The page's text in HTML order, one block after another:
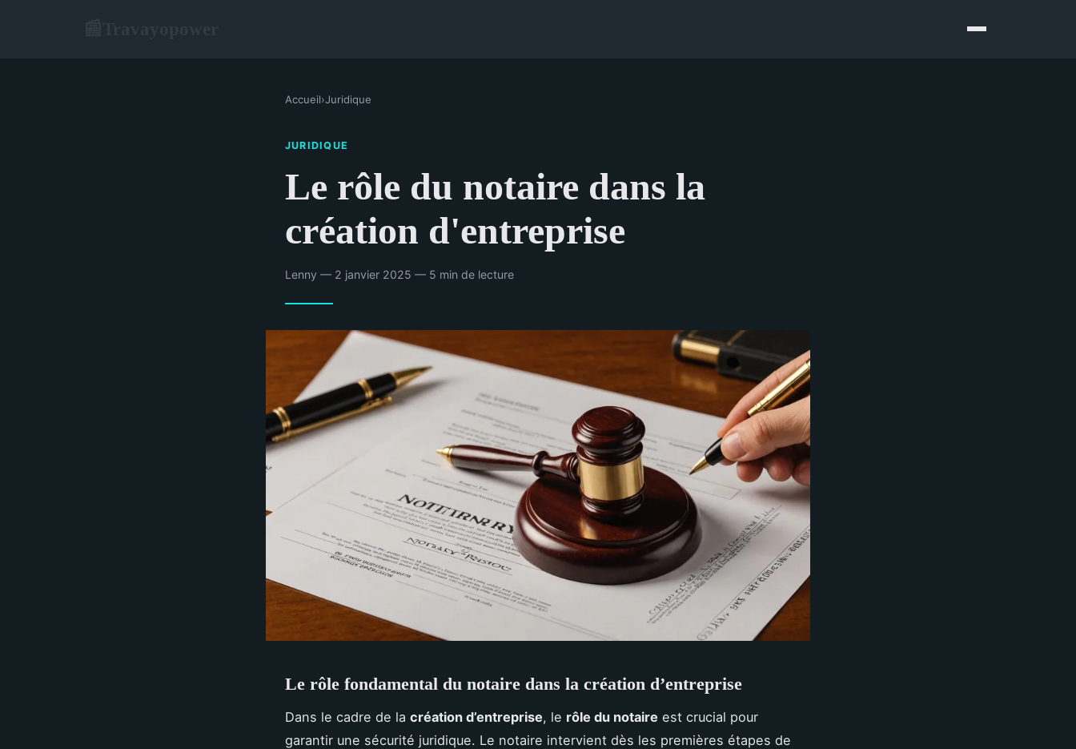
Accueil›Juridique
JURIDIQUE
Le rôle du notaire dans la
création d'entreprise
Lenny — 2 janvier 2025 — 5 min de lecture
Le rôle fondamental du notaire dans la création d’entreprise
Dans le cadre de la création d’entreprise, le rôle du notaire est crucial pour
garantir une sécurité juridique. Le notaire intervient dès les premières étapes de